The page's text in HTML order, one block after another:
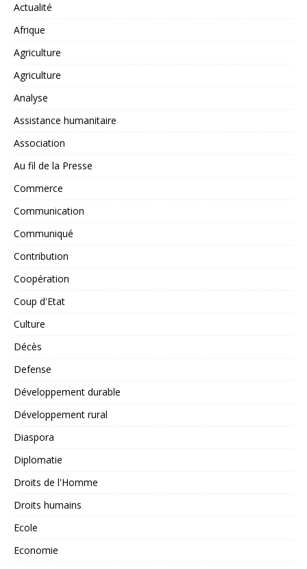
Actualité
Afrique
Agriculture
Agriculture
Analyse
Assistance humanitaire
Association
Au fil de la Presse
Commerce
Communication
Communiqué
Contribution
Coopération
Coup d'Etat
Culture
Décès
Defense
Développement durable
Développement rural
Diaspora
Diplomatie
Droits de l'Homme
Droits humains
Ecole
Economie